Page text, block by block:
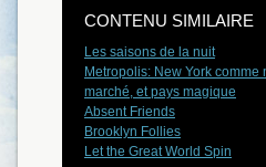
CONTENU SIMILAIRE
Les saisons de la nuit
Metropolis: New York comme
marché, et pays magique
Absent Friends
Brooklyn Follies
Let the Great World Spin